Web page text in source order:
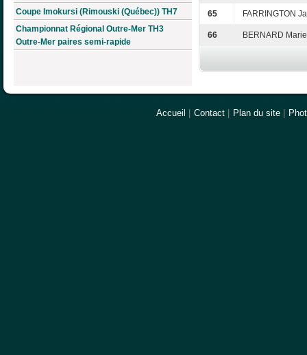
Coupe Imokursi (Rimouski (Québec)) TH7
Championnat Régional Outre-Mer TH3
Outre-Mer paires semi-rapide
65 FARRINGTON
66 BERNARD
Accueil Contact Plan du site